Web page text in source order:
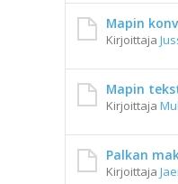
Mapin
Kirjoittaja
Mapin
Kirjoittaja
Palkan
Kirjoittaja